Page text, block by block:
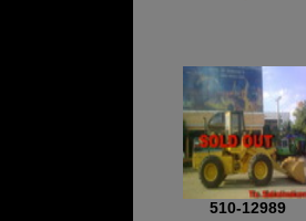
510-12989